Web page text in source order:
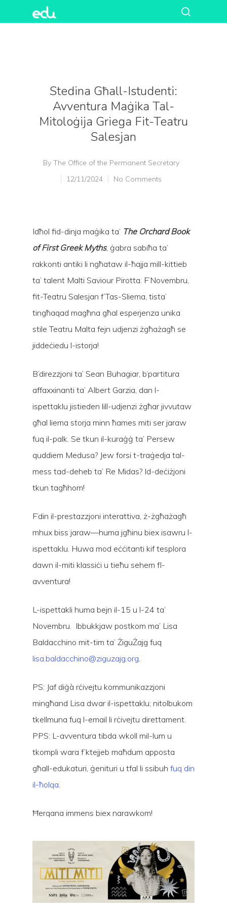
Stedina Għall-Istudenti:
Avventura Maġika Tal-
Mitoloġija Griega Fit-Teatru
Salesjan
By The Office of the Permanent Secretary
12/11/2024
No Comments
Idħol fid-dinja maġika ta’ The Orchard Book
of First Greek Myths, ġabra sabiħa ta’
rakkonti antiki li ngħataw il-ħajja mill-kittieb
ta’ talent Malti Saviour Pirotta. F’Novembru,
fit-Teatru Salesjan f’Tas-Sliema, tista’
tingħaqad magħna għal esperjenza unika
stile Teatru Malta fejn udjenzi żgħażagħ se
jiddeċiedu l-istorja!
B’direzzjoni ta’ Sean Buhagiar, b’partitura
affaxxinanti ta’ Albert Garzia, dan l-
ispettaklu jistieden lill-udjenzi żgħar jivvutaw
għal liema storja minn ħames miti ser jaraw
fuq il-palk. Se tkun il-kuraġġ ta’ Persew
quddiem Medusa? Jew forsi t-traġedja tal-
mess tad-deheb ta’ Re Midas? Id-deċiżjoni
tkun tagħhom!
F’din il-prestazzjoni interattiva, ż-żgħażagħ
mhux biss jaraw—huma jgħinu biex isawru l-
ispettaklu. Huwa mod eċċitanti kif tesplora
dawn il-miti klassiċi u tieħu sehem fl-
avventura!
L-ispettakli huma bejn il-15 u l-24 ta’
Novembru. Ibbukkjaw postkom ma’ Lisa
Baldacchino mit-tim ta’ ŻiguŻajg fuq
lisa.baldacchino@ziguzajg.org.
PS: Jaf diġà rċivejtu kommunikazzjoni
mingħand Lisa dwar il-ispettaklu; nitolbukom
tkellmuna fuq l-email li rċivejtu direttament.
PPS: L-avventura tibda wkoll mil-lum u
tkompli wara f’ktejjeb maħdum apposta
għall-edukaturi, ġenituri u tfal li ssibuh fuq din
il-ħolqa.
Ħerqana immens biex narawkom!